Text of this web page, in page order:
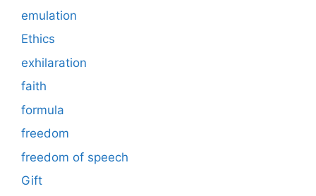
emulation
Ethics
exhilaration
faith
formula
freedom
freedom of speech
Gift